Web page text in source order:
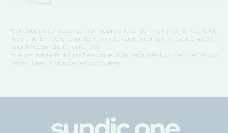
*Fonctionnalité réservée aux copropriétés de moins de 5 lots et/ou
moins de 15.000€ de budget annuel, conformément à l’article 41-9 de
la loi N°65-557 du 10 juillet 1965
**Le cas échéant, au tarif en vigueur de rémunération des prestations
particulières (à charge de copropriété)